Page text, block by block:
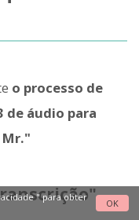
o processo de
de áudio para
" para obter
OK